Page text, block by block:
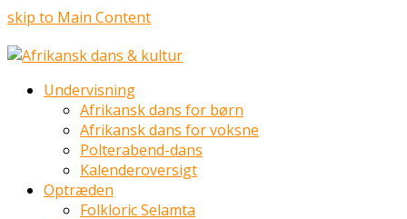
skip to Main Content
Undervisning
Afrikansk dans for børn
Afrikansk dans for voksne
Polterabend-dans
Kalenderoversigt
Optræden
Folkloric Selamta